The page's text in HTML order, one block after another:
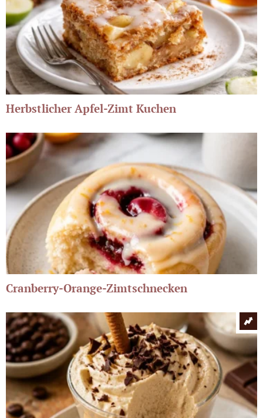
Herbstlicher Apfel-Zimt Kuchen
Cranberry-Orange-Zimtschnecken